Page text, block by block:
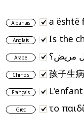
Albanais a është
Anglais Is the
Arabe مريض؟
Chinois 孩子生
Français
Grec το